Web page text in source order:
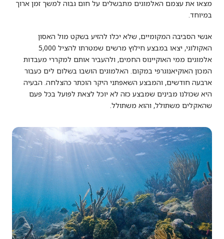
מצאו את עצמם האלמוגים מתבשלים על חום גבוה למשך זמן ארוך
במיוחד.
אנשי הסביבה המקומיים, שלא יכלו להזיע בשקט מול האסון
האקולוגי, יצאו במבצע חילוץ מרשים שמטרתו להציל 5,000
אלמוגים ממי האוקיינוס החמים, ולהעביר אותם למקררי מעבדות
המכון האוקיאנוגרפי במקום. האלמוגים הושבו בשלום לים כעבור
ארבעה חודשים, והמבצע השאפתני היקר הוכתר כהצלחה. הבעיה
היא שכולנו מבינים שמבצע כזה לא יוכל לצאת לפועל בכל פעם
שהאקלים משתולל, והוא משתולל.